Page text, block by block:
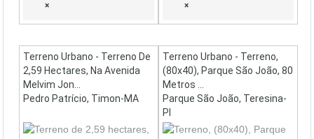
× ×
Terreno Urbano - Terreno De
2,59 Hectares, Na Avenida
Melvim Jon...
Pedro Patrício, Timon-MA
Terreno Urbano - Terreno,
(80x40), Parque São João, 80
Metros ...
Parque São João, Teresina-
PI